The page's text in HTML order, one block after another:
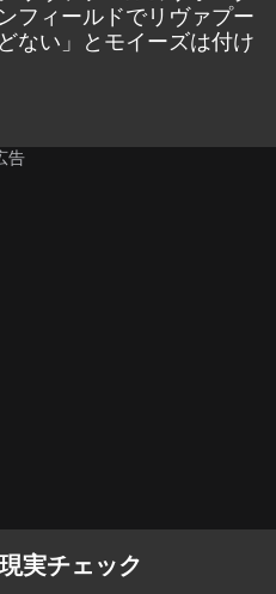
フィールドでリヴァプー
ない」とモイーズは付け
実チェック